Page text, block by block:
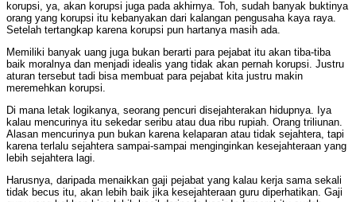
korupsi, ya, akan korupsi juga pada akhirnya. Toh, sudah banyak buktinya
orang yang korupsi itu kebanyakan dari kalangan pengusaha kaya raya.
Setelah tertangkap karena korupsi pun hartanya masih ada.
Memiliki banyak uang juga bukan berarti para pejabat itu akan tiba-tiba
baik moralnya dan menjadi idealis yang tidak akan pernah korupsi. Justru
aturan tersebut tadi bisa membuat para pejabat kita justru makin
meremehkan korupsi.
Di mana letak logikanya, seorang pencuri disejahterakan hidupnya. Iya
kalau mencurinya itu sekedar seribu atau dua ribu rupiah. Orang triliunan.
Alasan mencurinya pun bukan karena kelaparan atau tidak sejahtera, tapi
karena terlalu sejahtera sampai-sampai menginginkan kesejahteraan yang
lebih sejahtera lagi.
Harusnya, daripada menaikkan gaji pejabat yang kalau kerja sama sekali
tidak becus itu, akan lebih baik jika kesejahteraan guru diperhatikan. Gaji